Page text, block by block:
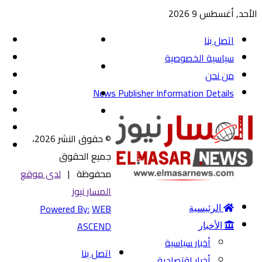
الأحد, أغسطس 9 2026
اتصل بنا
سياسية الخصوصية
من نحن
News Publisher Information Details
الرئيسية
الأخبار
أخبار سياسية
بحث
© حقوق النشر 2026،
جميع الحقوق
محفوظة | لدى موقع
المسار نيوز
Powered By:WEB
ASCEND
اتصل بنا